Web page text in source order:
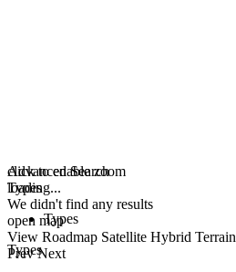
click to enable zoom
loading...
We didn't find any results
open map
View Roadmap Satellite Hybrid Terrain
Prev Next
Advanced Search
Types
Types
Types